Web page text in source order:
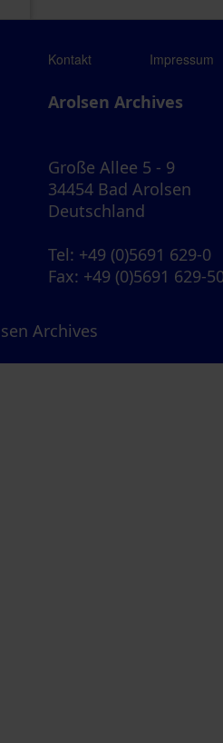
Kontakt Impressum
Arolsen Archives
Große Allee 5 - 9
34454 Bad Arolsen
Deutschland
Tel: +49 (0)5691 629-0
Fax: +49 (0)5691 629-
Archives